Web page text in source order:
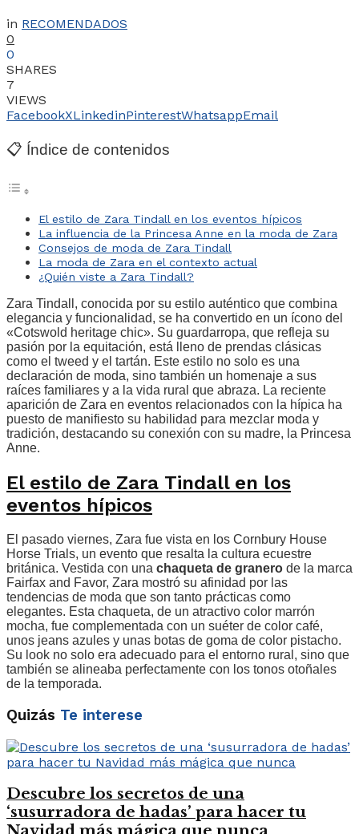
in RECOMENDADOS
0
0
SHARES
7
VIEWS
FacebookXLinkedinPinterestWhatsappEmail
📋 Índice de contenidos
El estilo de Zara Tindall en los eventos hípicos
La influencia de la Princesa Anne en la moda de Zara
Consejos de moda de Zara Tindall
La moda de Zara en el contexto actual
¿Quién viste a Zara Tindall?
Zara Tindall, conocida por su estilo auténtico que combina
elegancia y funcionalidad, se ha convertido en un ícono del
«Cotswold heritage chic». Su guardarropa, que refleja su
pasión por la equitación, está lleno de prendas clásicas
como el tweed y el tartán. Este estilo no solo es una
declaración de moda, sino también un homenaje a sus
raíces familiares y a la vida rural que abraza. La reciente
aparición de Zara en eventos relacionados con la hípica ha
puesto de manifiesto su habilidad para mezclar moda y
tradición, destacando su conexión con su madre, la Princesa
Anne.
El estilo de Zara Tindall en los
eventos hípicos
El pasado viernes, Zara fue vista en los Cornbury House
Horse Trials, un evento que resalta la cultura ecuestre
británica. Vestida con una chaqueta de granero de la marca
Fairfax and Favor, Zara mostró su afinidad por las
tendencias de moda que son tanto prácticas como
elegantes. Esta chaqueta, de un atractivo color marrón
mocha, fue complementada con un suéter de color café,
unos jeans azules y unas botas de goma de color pistacho.
Su look no solo era adecuado para el entorno rural, sino que
también se alineaba perfectamente con los tonos otoñales
de la temporada.
Quizás Te interese
Descubre los secretos de una
‘susurradora de hadas’ para hacer tu